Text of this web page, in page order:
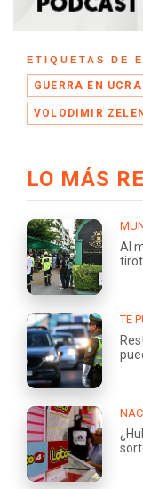
ETIQUETAS DE
GUERRA EN
VOLODIMIR
LO MÁS
Al
TE